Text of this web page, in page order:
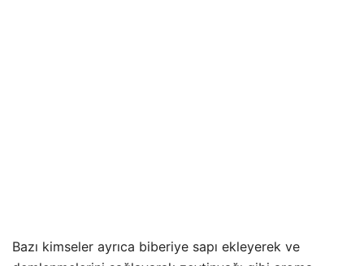
Bazı kimseler ayrıca biberiye sapı ekleyerek ve